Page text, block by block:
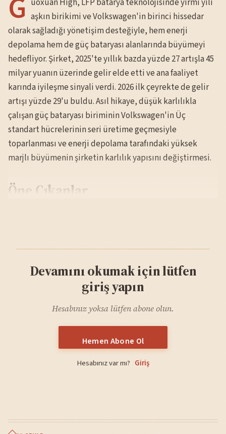
G aşkın birikimi ve Volkswagen'in birinci hissedar
olarak sağladığı yönetişim desteğiyle, hem enerji
depolama hem de güç bataryası alanlarında büyümeyi
hedefliyor. Şirket, 2025'te yıllık bazda yüzde 27 artışla 45
milyar yuanın üzerinde gelir elde etti ve ana faaliyet
karında iyileşme sinyali verdi. 2026 ilk çeyrekte de gelir
artışı yüzde 29'u buldu. Asıl hikaye, düşük karlılıkla
çalışan güç bataryası biriminin Volkswagen'in Üç
standart hücrelerinin seri üretime geçmesiyle
toparlanması ve enerji depolama tarafındaki yüksek
marjlı büyümenin şirketin karlılık yapısını değiştirmesi.
Öne Çıkanlar
Devamını okumak için lütfen
giriş yapın
Hesabınız yoksa lütfen abone olun.
Hemen Abone Ol
Hesabınız var mı? Giriş